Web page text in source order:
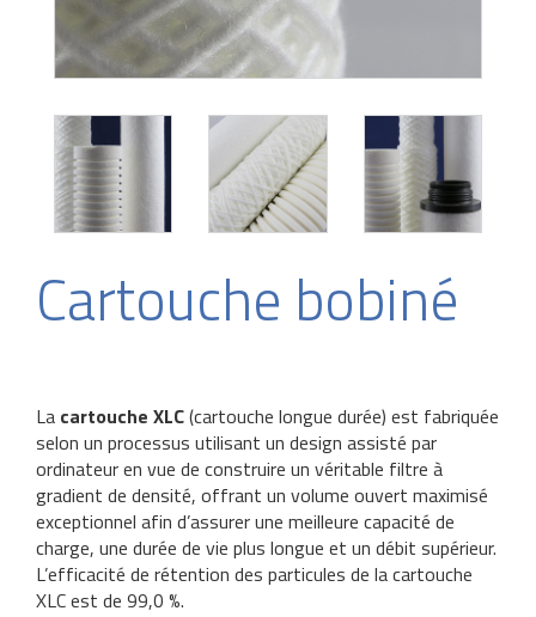
Cartouche bobiné
La cartouche XLC(cartouche longue durée) est fabriquée
selon un processus utilisant un design assisté par
ordinateur en vue de construire un véritable filtre à
gradient de densité, offrant un volume ouvert maximisé
exceptionnel afin d’assurer une meilleure capacité de
charge, une durée de vie plus longue et un débit supérieur.
L’efficacité de rétention des particules de la cartouche
XLC est de 99,0 %.